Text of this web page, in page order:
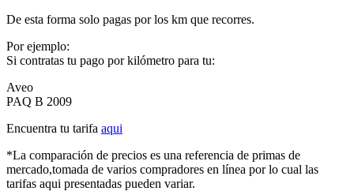
De esta forma solo pagas por los km que recorres.
Por ejemplo:
Si contratas tu pago por kilómetro para tu:
Aveo
PAQ B 2009
Encuentra tu tarifa aqui
*La comparación de precios es una referencia de primas de
mercado,tomada de varios compradores en línea por lo cual las
tarifas aqui presentadas pueden variar.